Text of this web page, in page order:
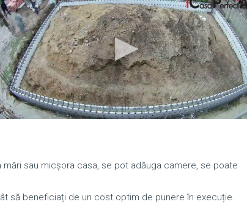
sau micșora casa, se pot adăuga camere, se poate
să beneficiați de un cost optim de punere în execuție.